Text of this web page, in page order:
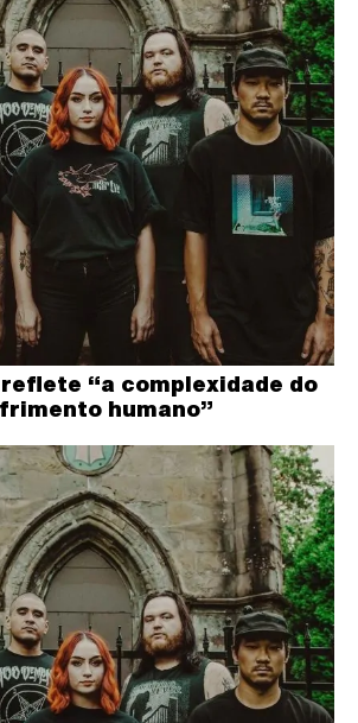
reflete “a complexidade do
humano”